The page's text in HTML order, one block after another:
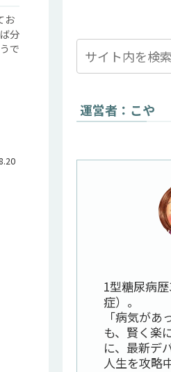
お
分
で
運営者：こや
1型糖尿病
症）。
「病気があ
も、賢く楽
に、最新デ
人生を攻略